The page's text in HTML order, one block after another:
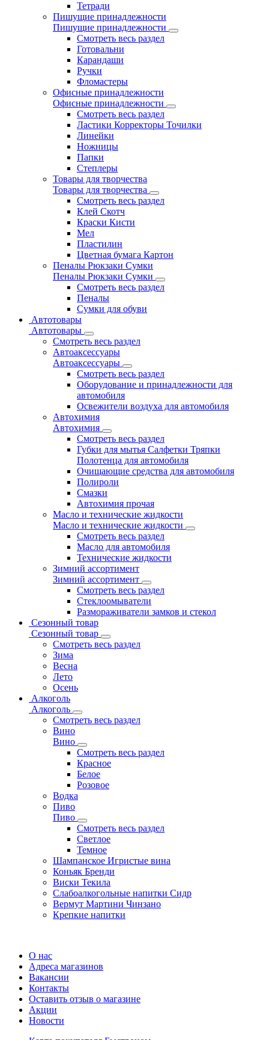
Тетради
Пишущие принадлежности
Пишущие принадлежности
Смотреть весь раздел
Готовальни
Карандаши
Ручки
Фломастеры
Офисные принадлежности
Офисные принадлежности
Смотреть весь раздел
Ластики Корректоры Точилки
Линейки
Ножницы
Папки
Степлеры
Товары для творчества
Товары для творчества
Смотреть весь раздел
Клей Скотч
Краски Кисти
Мел
Пластилин
Цветная бумага Картон
Пеналы Рюкзаки Сумки
Пеналы Рюкзаки Сумки
Смотреть весь раздел
Пеналы
Сумки для обуви
Автотовары
Автотовары
Смотреть весь раздел
Автоаксессуары
Автоаксессуары
Смотреть весь раздел
Оборудование и принадлежности для
автомобиля
Освежители воздуха для автомобиля
Автохимия
Автохимия
Смотреть весь раздел
Губки для мытья Салфетки Тряпки
Полотенца для автомобиля
Очищающие средства для автомобиля
Полироли
Смазки
Автохимия прочая
Масло и технические жидкости
Масло и технические жидкости
Смотреть весь раздел
Масло для автомобиля
Технические жидкости
Зимний ассортимент
Зимний ассортимент
Смотреть весь раздел
Стеклоомыватели
Размораживатели замков и стекол
Сезонный товар
Сезонный товар
Смотреть весь раздел
Зима
Весна
Лето
Осень
Алкоголь
Алкоголь
Смотреть весь раздел
Вино
Вино
Смотреть весь раздел
Красное
Белое
Розовое
Водка
Пиво
Пиво
Смотреть весь раздел
Cветлое
Темное
Шампанское Игристые вина
Коньяк Бренди
Виски Текила
Слабоалкогольные напитки Сидр
Вермут Мартини Чинзано
Крепкие напитки
О нас
Адреса магазинов
Вакансии
Контакты
Оставить отзыв о магазине
Акции
Новости